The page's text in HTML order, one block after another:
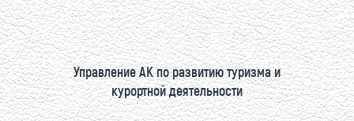
Управление АК по развитию туризма и
курортной деятельности